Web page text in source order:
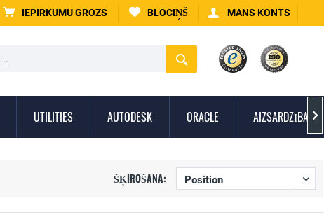
IEPIRKUMU GROZS BLOCIŅŠ MANS KONTS
UTILITIES AUTODESK ORACLE AIZSARDZĪBA 
ŠĶIROŠANA: